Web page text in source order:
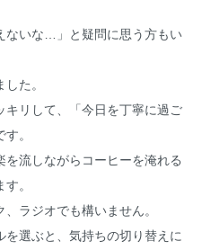
ないな…」と疑問に思う方もい
た。
キリして、「今日を丁寧に過ご
。
を流しながらコーヒーを淹れる
。
ラジオでも構いません。
選ぶと、気持ちの切り替えに